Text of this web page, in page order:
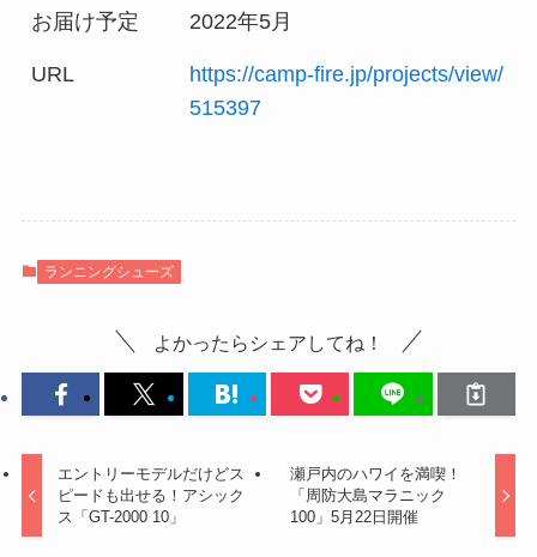
お届け予定 2022年5月
URL
https://camp-fire.jp/projects/view/
515397
ランニングシューズ
よかったらシェアしてね！
エントリーモデルだけどス
ピードも出せる！アシック
ス「GT-2000 10」
瀬戸内のハワイを満喫！
「周防大島マラニック
100」5月22日開催